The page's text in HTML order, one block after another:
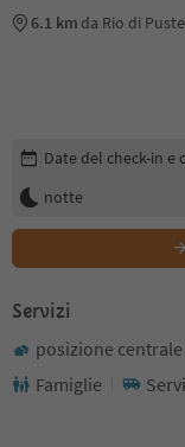
6.1 km da Rio di
Modifica i dettagli
Date del check-in e
notte
Servizi
posizione centrale
Famiglie